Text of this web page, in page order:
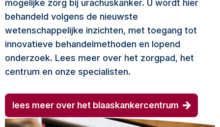
mogelijke zorg bij urachuskanker. U wordt hier
behandeld volgens de nieuwste
wetenschappelijke inzichten, met toegang tot
innovatieve behandelmethoden en lopend
onderzoek. Lees meer over het zorgpad, het
centrum en onze specialisten.
lees meer over het blaaskankercentrum